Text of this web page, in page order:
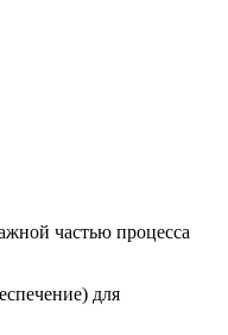
частью процесса
для